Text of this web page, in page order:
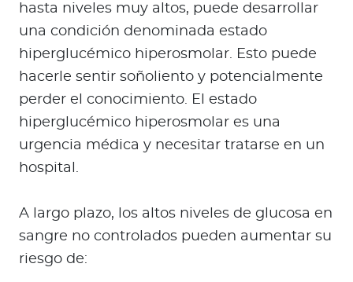
hasta niveles muy altos, puede desarrollar
una condición denominada estado
hiperglucémico hiperosmolar. Esto puede
hacerle sentir soñoliento y potencialmente
perder el conocimiento. El estado
hiperglucémico hiperosmolar es una
urgencia médica y necesitar tratarse en un
hospital.
A largo plazo, los altos niveles de glucosa en
sangre no controlados pueden aumentar su
riesgo de: